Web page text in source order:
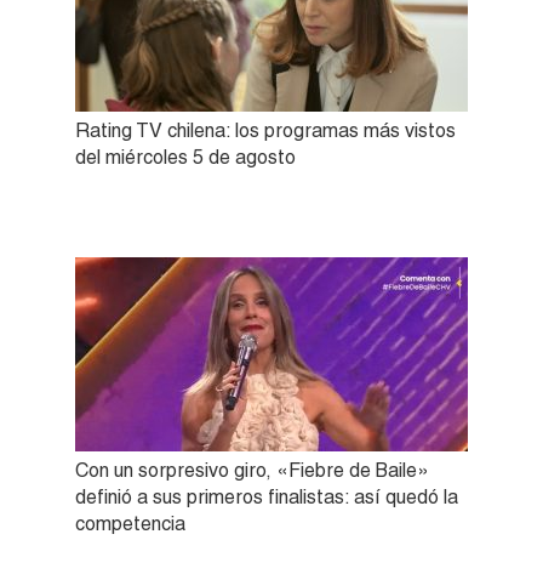
Rating TV chilena: los programas más vistos
del miércoles 5 de agosto
Con un sorpresivo giro, «Fiebre de Baile»
definió a sus primeros finalistas: así quedó la
competencia